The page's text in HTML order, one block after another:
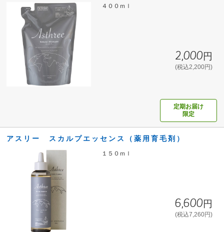
４００ｍｌ
2,000円
(税込2,200円)
定期お届け
限定
アスリー スカルプエッセンス（薬用育毛剤）
１５０ｍｌ
6,600円
(税込7,260円)